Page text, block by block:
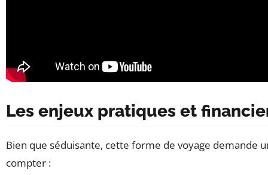
Les enjeux pratiques et
Bien que séduisante, cette forme de voyage demande
compter :